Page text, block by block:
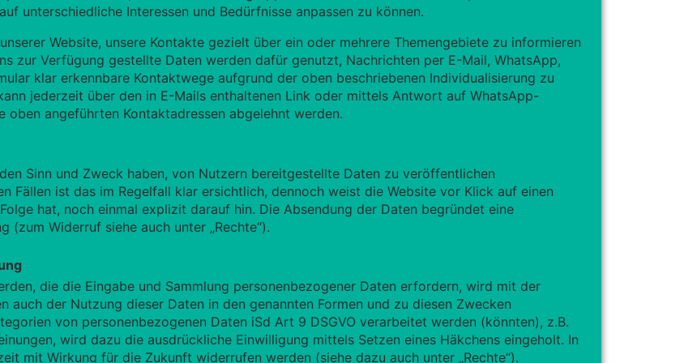
unterschiedliche Interessen und Bedürfnisse anpassen zu können.
Website, unsere Kontakte gezielt über ein oder mehrere Themengebiete zu informieren
zur Verfügung gestellte Daten werden dafür genutzt, Nachrichten per E-Mail, WhatsApp,
klar erkennbare Kontaktwege aufgrund der oben beschriebenen Individualisierung zu
jederzeit über den in E-Mails enthaltenen Link oder mittels Antwort auf WhatsApp-
angeführten Kontaktadressen abgelehnt werden.
Sinn und Zweck haben, von Nutzern bereitgestellte Daten zu veröffentlichen
Fällen ist das im Regelfall klar ersichtlich, dennoch weist die Website vor Klick auf einen
hat, noch einmal explizit darauf hin. Die Absendung der Daten begründet eine
Widerruf siehe auch unter „Rechte“).
die die Eingabe und Sammlung personenbezogener Daten erfordern, wird mit der
auch der Nutzung dieser Daten in den genannten Formen und zu diesen Zwecken
von personenbezogenen Daten iSd Art 9 DSGVO verarbeitet werden (könnten), z.B.
wird dazu die ausdrückliche Einwilligung mittels Setzen eines Häkchens eingeholt. In
mit Wirkung für die Zukunft widerrufen werden (siehe dazu auch unter „Rechte“).